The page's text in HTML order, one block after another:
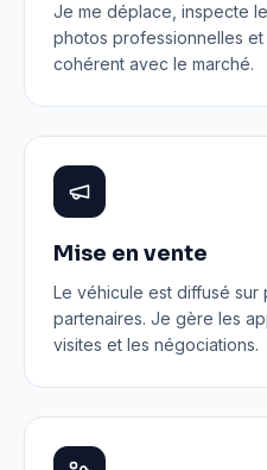
Je me déplace, inspecte
photos professionnelles
cohérent avec le marché.
Mise en vente
Le véhicule est diffusé sur
partenaires. Je gère les
visites et les négociations.